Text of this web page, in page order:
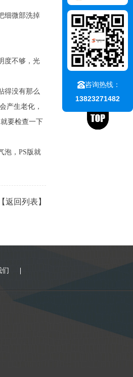
细微部洗掉
度不够，光
得没有那么
产生老化，
要检查一下
泡，PS版就
【返回列表】
们
咨询热线：
13823271482